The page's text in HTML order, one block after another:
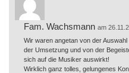
Fam. Wachsmann am
Wir waren angetan von der
der Umsetzung und von der
sich auf die Musiker auswirkt!
Wirklich ganz tolles, gelungenes